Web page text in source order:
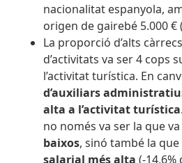
nacionalitat espanyola,
origen de gairebé 5.000 €
La proporció d’alts
d’activitats va ser 4 cops
l’activitat turística. En
d’auxiliars
alta a l’activitat turística
no només va ser la que
baixos, sinó també la
salarial més alta (-14,6%